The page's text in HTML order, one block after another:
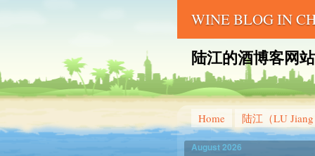
WINE BLOG IN
陆江的酒博客网
Home 陆江（LU
August 2026